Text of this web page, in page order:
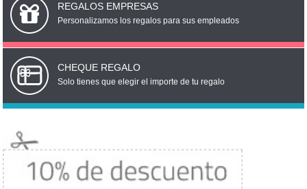
REGALOS EMPRESAS
Personalizamos los regalos para sus empleados
CHEQUE REGALO
Solo tienes que elegir el importe de tu regalo